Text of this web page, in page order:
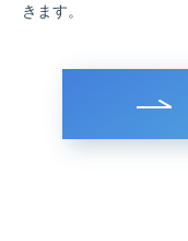
きます。